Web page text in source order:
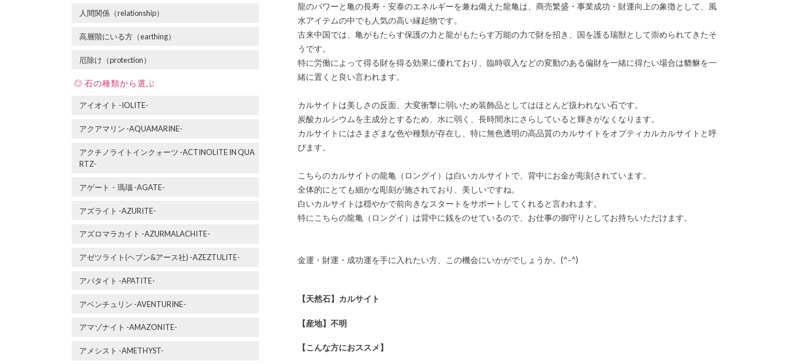
龍のパワーと亀の長寿・安泰のエネルギーを兼ね備えた龍亀は、商売繁盛・事業成功・財運向上の象徴として、風
水アイテムの中でも人気の高い縁起物です。
古来中国では、亀がもたらす保護の力と龍がもたらす万能の力で財を招き、国を護る瑞獣として崇められてきたそ
うです。
特に労働によって得る財を得る効果に優れており、臨時収入などの変動のある偏財を一緒に得たい場合は貔貅を一
緒に置くと良い言われます。
カルサイトは美しさの反面、大変衝撃に弱いため装飾品としてはほとんど扱われない石です。
炭酸カルシウムを主成分とするため、水に弱く、長時間水にさらしていると輝きがなくなります。
カルサイトにはさまざまな色や種類が存在し、特に無色透明の高品質のカルサイトをオプティカルカルサイトと呼
びます。
こちらのカルサイトの龍亀（ロングイ）は白いカルサイトで、背中にお金が彫刻されています。
全体的にとても細かな彫刻が施されており、美しいですね。
白いカルサイトは穏やかで前向きなスタートをサポートしてくれると言われます。
特にこちらの龍亀（ロングイ）は背中に銭をのせているので、お仕事の御守りとしてお持ちいただけます。
金運・財運・成功運を手に入れたい方、この機会にいかがでしょうか。(^-^)
【天然石】カルサイト
【産地】不明
【こんな方におススメ】
人間関係（relationship）
高層階にいる方（earthing）
厄除け（protection）
石の種類から選ぶ
アイオイト -IOLITE-
アクアマリン -AQUAMARINE-
アクチノライトインクォーツ -ACTINOLITE IN QUA
RTZ-
アゲート・瑪瑙 -AGATE-
アズライト -AZURITE-
アズロマラカイト -AZURMALACHITE-
アゼツライト(ヘブン&アース社) -AZEZTULITE-
アパタイト -APATITE-
アベンチュリン -AVENTURINE-
アマゾナイト -AMAZONITE-
アメシスト -AMETHYST-